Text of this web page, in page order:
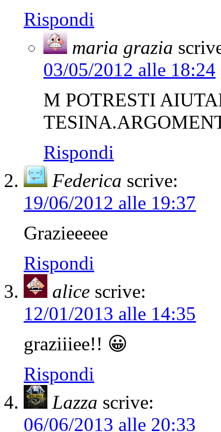
Rispondi
maria grazia
03/05/2012 alle 18:24
M POTRESTI
Rispondi
Federica scrive:
19/06/2012 alle 19:37
Grazieeeee
Rispondi
alice scrive:
12/01/2013 alle 14:35
graziiiee!! 😀
Rispondi
Lazza scrive:
06/06/2013 alle 20:33